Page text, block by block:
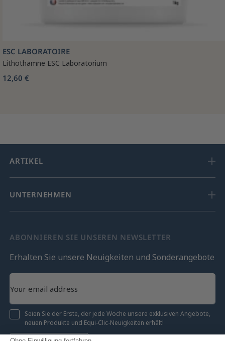
ESC LABORATOIRE
Lithothamne ESC Laboratorium
12,60 €
ARTIKEL
UNTERNEHMEN
ABONNIEREN SIE UNSEREN NEWSLETTER
Erhalten Sie unsere Neuigkeiten und Sonderangebote
Seien Sie der Erste, der jede Woche unsere exklusiven Angebote,
neuen Produkte und Equi-Clic-Neuigkeiten erhält!